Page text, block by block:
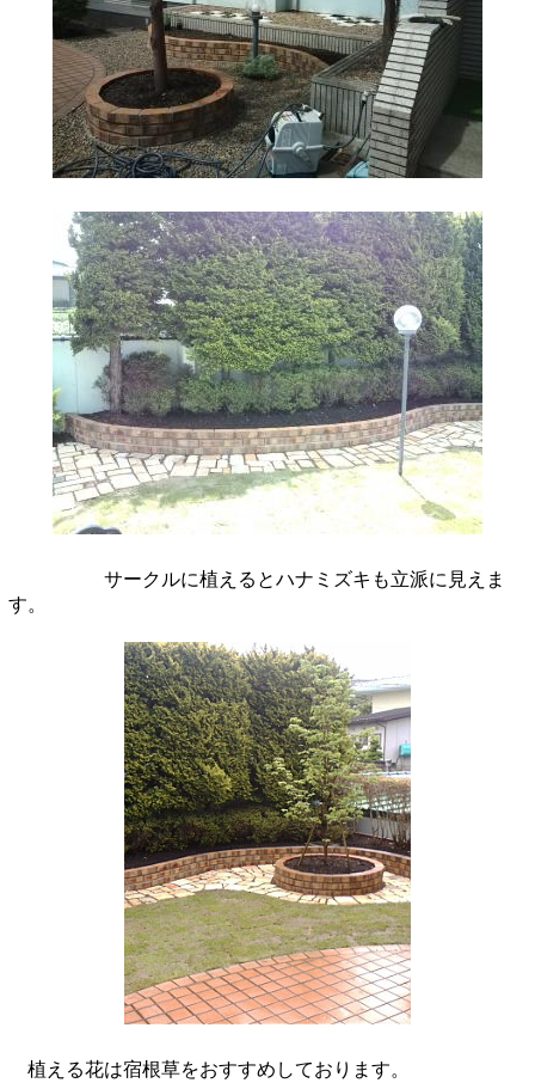
サークルに植えるとハナミズキも立派に見えま
す。
植える花は宿根草をおすすめしております。